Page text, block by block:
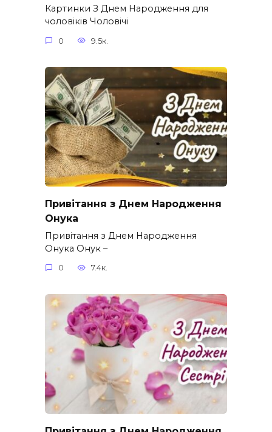
Картинки З Днем Народження для
чоловіків​ Чоловічі
0 9.5к.
Привітання з Днем Народження
Онука
Привітання з Днем Народження
Онука Онук –
0 7.4к.